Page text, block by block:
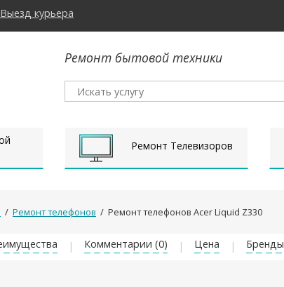
Выезд курьера
Ремонт бытовой техники
Ремонт Телевизоров
/ Ремонт телефонов / Ремонт телефонов Acer Liquid Z330
Комментарии (0) Цена Бренды